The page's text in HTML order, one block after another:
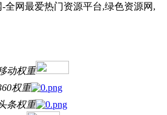
全网最爱热门资源平台,绿色资源网,
动权重
权重
条权重